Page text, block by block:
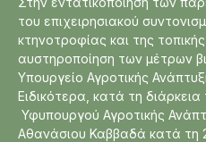
του επιχειρησιακού
κτηνοτροφίας και της
αυστηροποίηση των μέτρων
Υπουργείο Αγροτικής
Ειδικότερα, κατά τη
Υφυπουργού Αγροτικής
Αθανάσιου Καββαδά κατά τη